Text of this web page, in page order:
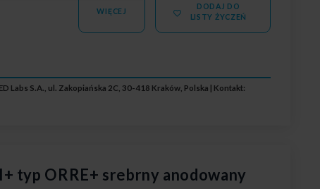
WIĘCEJ
DODAJ DO
LISTY ŻYCZEŃ
Labs S.A., ul. Zakopiańska 2C, 30-418 Kraków, Polska | Kontakt:
typ ORRE+ srebrny anodowany